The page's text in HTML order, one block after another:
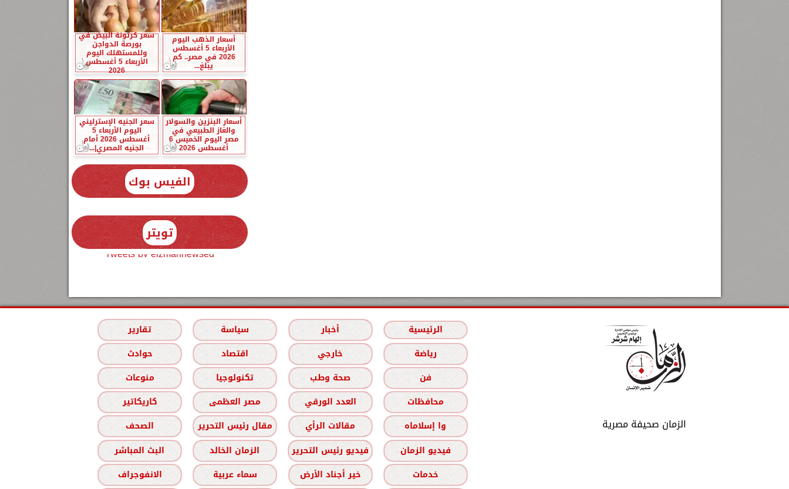
أسعار الذهب اليوم
الأربعاء 5 أغسطس
2026 في مصر.. كم
يبلغ...
سعر كرتونة البيض في
بورصة الدواجن
وللمستهلك اليوم
الأربعاء 5 أغسطس
2026
أسعار البنزين والسولار
والغاز الطبيعي في
مصر اليوم الخميس 6
أغسطس 2026
سعر الجنيه الإسترليني
اليوم الأربعاء 5
أغسطس 2026 أمام
الجنيه المصري|...
الفيس بوك
تويتر
Tweets by elzmannewseg
الزمان صحيفة مصرية
الرئيسية أخبار سياسة
تقارير
رياضة
خارجي اقتصاد
حوادث
فن
صحة وطب تكنولوجيا
منوعات
محافظات
العدد الورقي مصر العظمى
كاريكاتير
وا إسلاماه
مقالات الرأي مقال رئيس التحرير
الصحف
فيديو الزمان
فيديو رئيس التحرير الزمان الخالد
البث المباشر
خدمات
خير أجناد الأرض سماء عربية الانفوجراف